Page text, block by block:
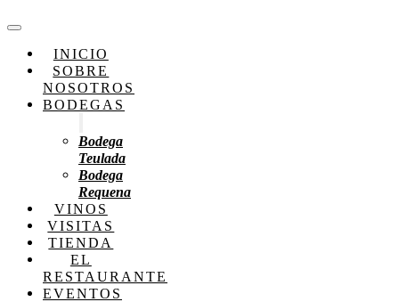
INICIO
SOBRE
NOSOTROS
BODEGAS
Bodega
Teulada
Bodega
Requena
VINOS
VISITAS
TIENDA
EL
RESTAURANTE
EVENTOS